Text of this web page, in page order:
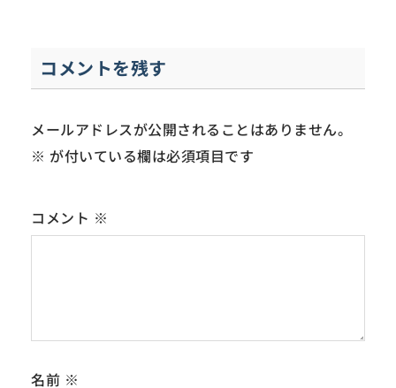
コメントを残す
メールアドレスが公開されることはありません。
※ が付いている欄は必須項目です
コメント ※
名前 ※